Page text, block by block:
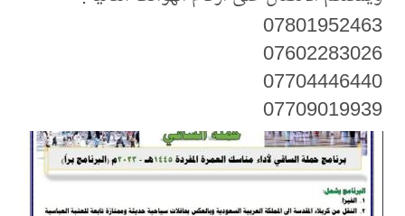
07801952463
07602283026
07704446440
07709019939